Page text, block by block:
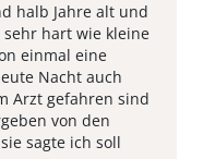
halb Jahre alt und
hart wie kleine
einmal eine
Nacht auch
Arzt gefahren sind
von den
sagte ich soll